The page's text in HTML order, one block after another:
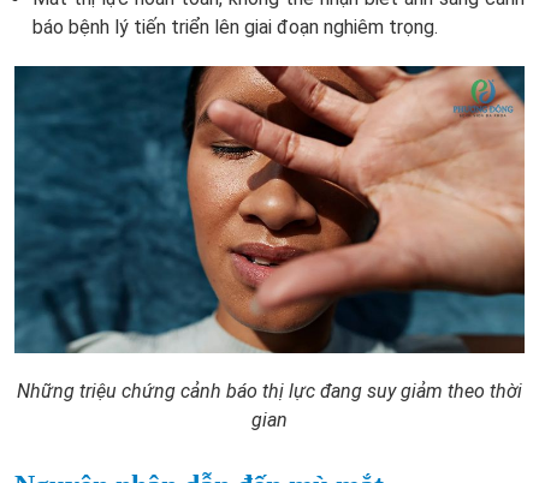
báo bệnh lý tiến triển lên giai đoạn nghiêm trọng.
Những triệu chứng cảnh báo thị lực đang suy giảm theo thời
gian